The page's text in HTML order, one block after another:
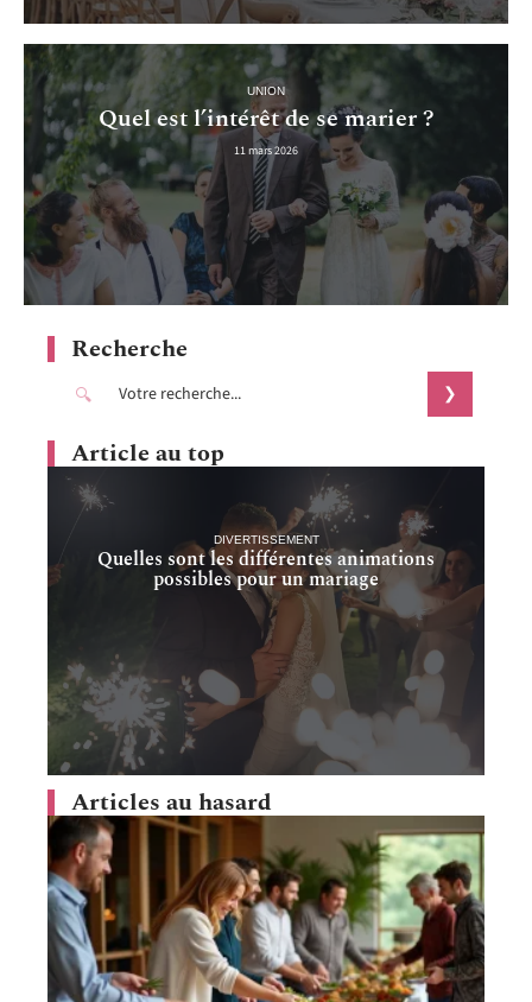
UNION
Quel est l’intérêt de se marier ?
11 mars 2026
Recherche
Article au top
DIVERTISSEMENT
Quelles sont les différentes animations
possibles pour un mariage
Articles au hasard